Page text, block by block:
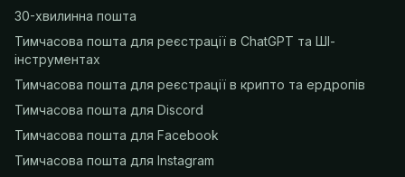
30-хвилинна пошта
Тимчасова пошта для реєстрації в ChatGPT та ШІ-
інструментах
Тимчасова пошта для реєстрації в крипто та ердропів
Тимчасова пошта для Discord
Тимчасова пошта для Facebook
Тимчасова пошта для Instagram